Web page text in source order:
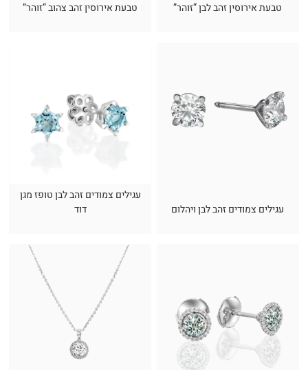
טבעת אירוסין זהב לבן “זוהר” טבעת אירוסין זהב צהוב “זוהר”
עגילים צמודים זהב לבן ויהלום
עגילים צמודים זהב לבן טופז מגן
דוד